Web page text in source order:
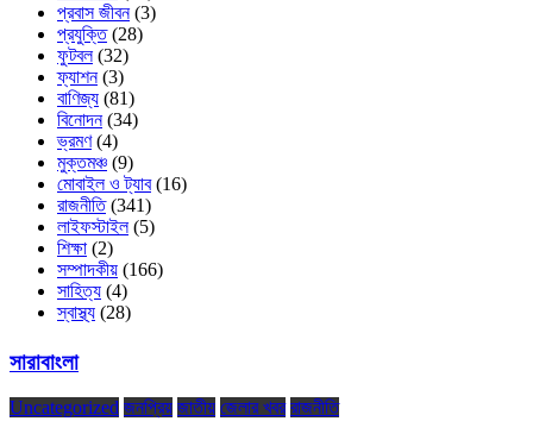
প্রবাস জীবন(3)
প্রযুক্তি(28)
ফুটবল(32)
ফ্যাশন(3)
বাণিজ্য (81)
বিনোদন(34)
ভ্রমণ(4)
মুক্তমঞ্চ (9)
মোবাইল ও ট্যাব(16)
রাজনীতি(341)
লাইফস্টাইল(5)
শিক্ষা (2)
সম্পাদকীয় (166)
সাহিত্য (4)
স্বাস্থ্য (28)
সারাবাংলা
Uncategorized জনপ্রিয় জাতীয় জেলার খবর রাজনীতি